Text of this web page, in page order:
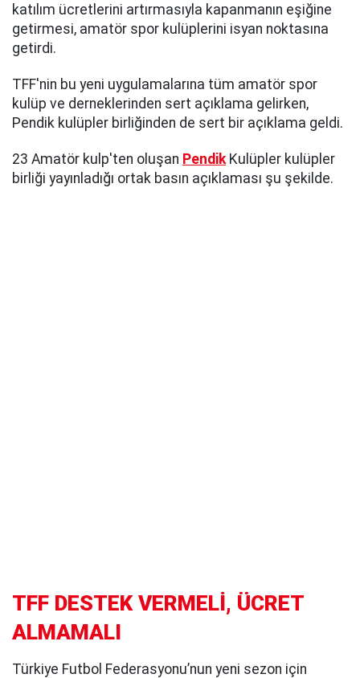
katılım ücretlerini artırmasıyla kapanmanın eşiğine
getirmesi, amatör spor kulüplerini isyan noktasına
getirdi.
TFF'nin bu yeni uygulamalarına tüm amatör spor
kulüp ve derneklerinden sert açıklama gelirken,
Pendik kulüpler birliğinden de sert bir açıklama geldi.
23 Amatör kulp'ten oluşan Pendik Kulüpler kulüpler
birliği yayınladığı ortak basın açıklaması şu şekilde.
TFF DESTEK VERMELİ, ÜCRET
ALMAMALI
Türkiye Futbol Federasyonu’nun yeni sezon için